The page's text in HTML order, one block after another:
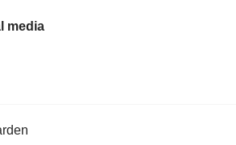
media